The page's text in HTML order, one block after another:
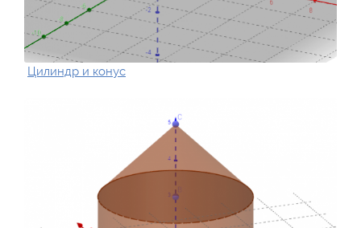
Цилиндр и конус